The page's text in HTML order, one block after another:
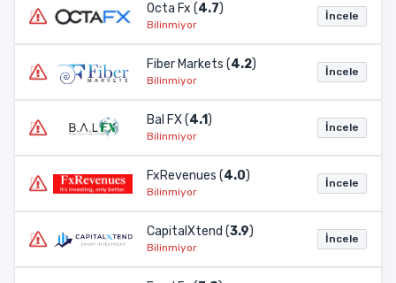
Octa Fx (4.7)
Bilinmiyor
İncele
Fiber Markets (4.2)
Bilinmiyor
İncele
Bal FX (4.1)
Bilinmiyor
İncele
FxRevenues (4.0)
Bilinmiyor
İncele
CapitalXtend (3.9)
Bilinmiyor
İncele